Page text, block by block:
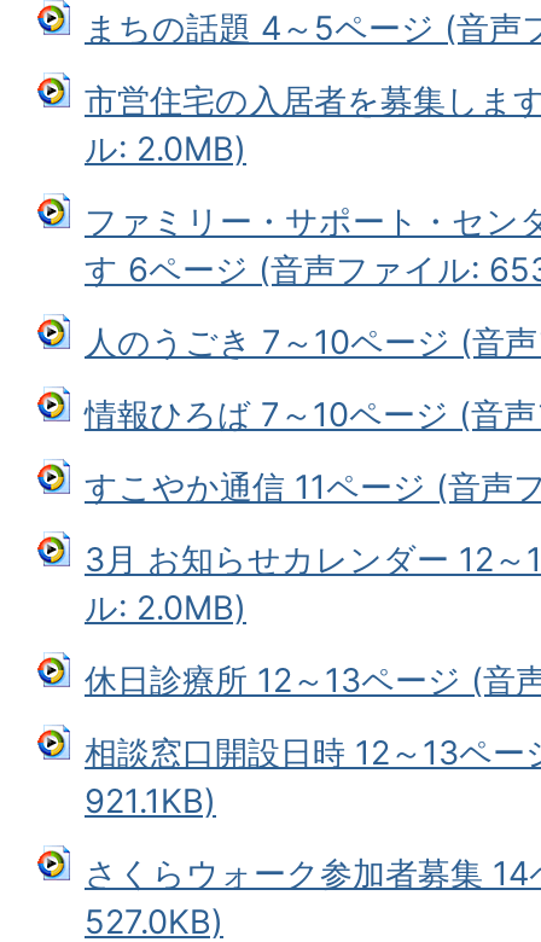
まちの話題 4～5ページ (音声
市営住宅の入居者を募集しま
ル: 2.0MB)
ファミリー・サポート・セン
す 6ページ (音声ファイル:
人のうごき 7～10ページ (音
情報ひろば 7～10ページ (音
すこやか通信 11ページ (音声
3月 お知らせカレンダー 12
ル: 2.0MB)
休日診療所 12～13ページ (音
相談窓口開設日時 12～13ペ
921.1KB)
さくらウォーク参加者募集
527.0KB)